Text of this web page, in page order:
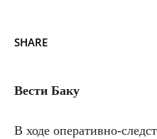
SHARE
Вести Баку
В ходе оперативно-